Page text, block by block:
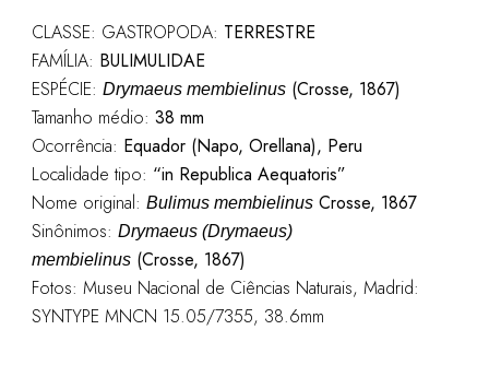
CLASSE: GASTROPODA: TERRESTRE
FAMÍLIA: BULIMULIDAE
ESPÉCIE: Drymaeus membielinus(Crosse, 1867)
Tamanho médio: 38 mm
Ocorrência: Equador (Napo, Orellana), Peru
Localidade tipo: “in Republica Aequatoris”
Nome original: Bulimus membielinusCrosse, 1867
Sinônimos: Drymaeus (Drymaeus)
membielinus(Crosse, 1867)
Fotos: Museu Nacional de Ciências Naturais, Madrid:
SYNTYPE MNCN 15.05/7355, 38.6mm